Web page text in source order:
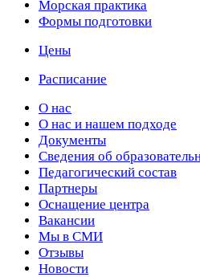
Морская практика
Формы подготовки
Цены
Расписание
О нас
О нас и нашем подходе
Документы
Сведения об
Педагогический состав
Партнеры
Оснащение центра
Вакансии
Мы в СМИ
Отзывы
Новости